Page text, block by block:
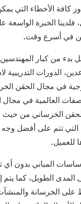
كافة الأخطاء التي
الخبرة الواسعة
في أسرع وقت.
بدء من كبار المهندسين
الدورات التدريبية
في مجال الحقن
العالمية في مجال
الخرساني من حيث
التي تتم على أفضل
للعميل.
المباني بدون أي
المدى الطويل، كما يتم
على الخرسانة